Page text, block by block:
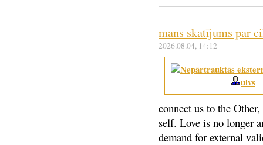
mans skatījums par
2026.08.04, 14:12
ulvs
connect us to the
self. Love is no longer
demand for external